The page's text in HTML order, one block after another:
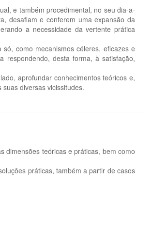
e também procedimental, no seu dia-a-
desafiam e conferem uma expansão da
a necessidade da vertente prática
como mecanismos céleres, eficazes e
respondendo, desta forma, à satisfação,
aprofundar conhecimentos teóricos e,
diversas vicissitudes.
dimensões teóricas e práticas, bem como
práticas, também a partir de casos